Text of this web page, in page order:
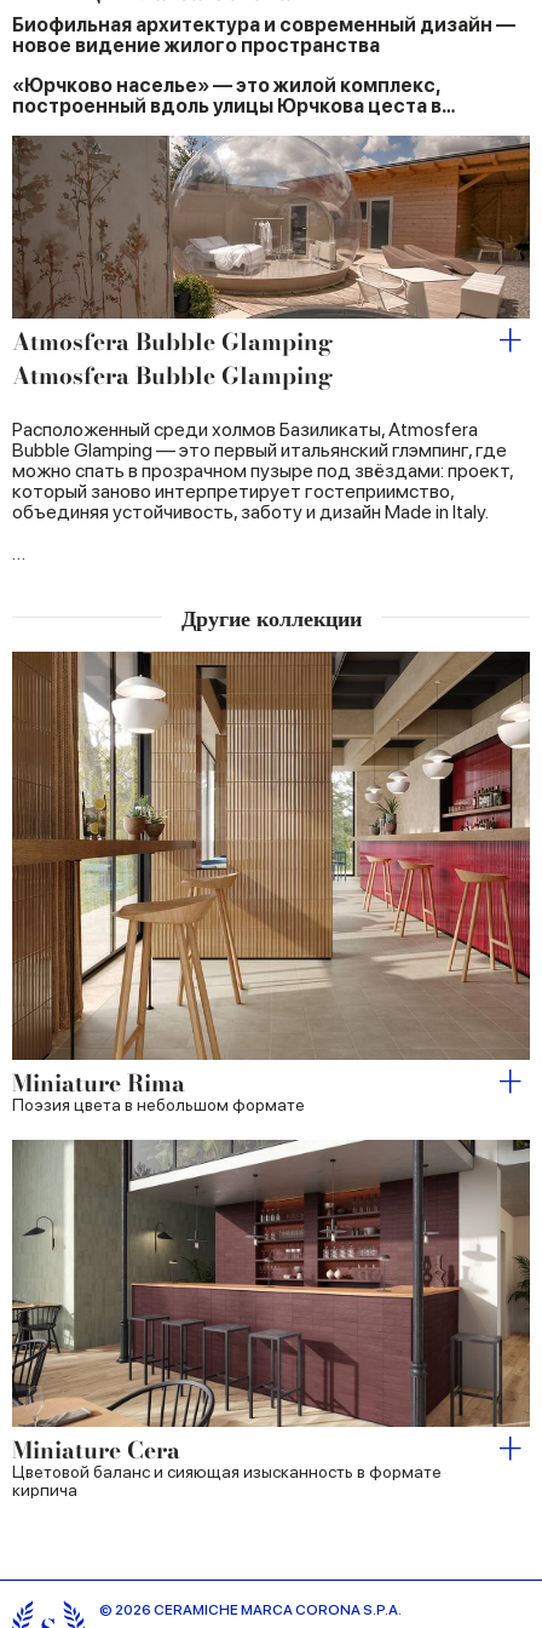
Биофильная архитектура и современный дизайн —
новое видение жилого пространства
«Юрчково населье» — это жилой комплекс,
построенный вдоль улицы Юрчкова цеста в…
Atmosfera Bubble Glamping
Atmosfera Bubble Glamping
Расположенный среди холмов Базиликаты, Atmosfera
Bubble Glamping — это первый итальянский глэмпинг, где
можно спать в прозрачном пузыре под звёздами: проект,
который заново интерпретирует гостеприимство,
объединяя устойчивость, заботу и дизайн Made in Italy.
…
Другие коллекции
Miniature Rima
Поэзия цвета в небольшом формате
Miniature Cera
Цветовой баланс и сияющая изысканность в формате
кирпича
© 2026 CERAMICHE MARCA CORONA S.P.A.